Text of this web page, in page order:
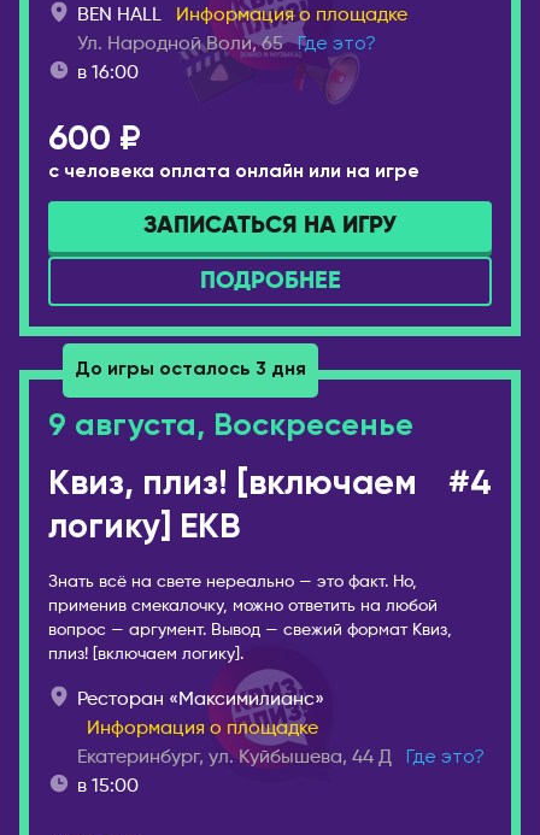
Киров
Коломна
Амуре
Коряжма
Кострома
Лесосибирск
Магадан
Моздок
Москва
Набережные Челны
Находка
Нижнекамск
Нижний Новгород
Новокузнецк
Хайфа
ИНДОНЕЗИЯ
Бали
Аликанте
Барселона
Мадрид
КАЗАХСТАН
Актобе
Алматы
Караганда
Тараз
Уральск
Усть-Каменогорск
BEN HALL
Информация о площадке
Ул. Народной Воли, 65 Где это?
в 16:00
600 ₽
с человека оплата онлайн или на игре
ЗАПИСАТЬСЯ НА ИГРУ
ПОДРОБНЕЕ
До игры осталось 3 дня
9 августа, Воскресенье
Квиз, плиз! [включаем
логику] EKB
#4
Знать всё на свете нереально — это факт. Но,
применив смекалочку, можно ответить на любой
вопрос — аргумент. Вывод — свежий формат Квиз,
плиз! [включаем логику].
Ресторан «Максимилианс»
Информация о площадке
Екатеринбург, ул. Куйбышева, 44 Д
Где это?
в 15:00